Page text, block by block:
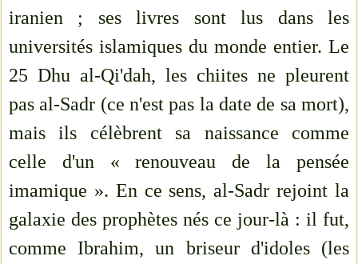
iranien ; ses livres sont lus dans les
universités islamiques du monde entier. Le
25 Dhu al-Qi'dah, les chiites ne pleurent
pas al-Sadr (ce n'est pas la date de sa mort),
mais ils célèbrent sa naissance comme
celle d'un « renouveau de la pensée
imamique ». En ce sens, al-Sadr rejoint la
galaxie des prophètes nés ce jour-là : il fut,
comme Ibrahim, un briseur d'idoles (les